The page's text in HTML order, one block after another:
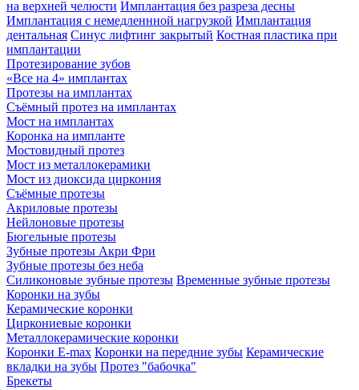
на верхней челюсти Имплантация без разреза десны
Имплантация с немедленнной нагрузкой Имплантация
дентальная Синус лифтинг закрытый Костная пластика при
имплантации
Протезирование зубов
«Все на 4» имплантах
Протезы на имплантах
Съёмный протез на имплантах
Мост на имплантах
Коронка на импланте
Мостовидный протез
Мост из металлокерамики
Мост из диоксида циркония
Съёмные протезы
Акриловые протезы
Нейлоновые протезы
Бюгельные протезы
Зубные протезы Акри Фри
Зубные протезы без неба
Силиконовые зубные протезы Временные зубные протезы
Коронки на зубы
Керамические коронки
Циркониевые коронки
Металлокерамические коронки
Коронки E-max Коронки на передние зубы Керамические
вкладки на зубы Протез "бабочка"
Брекеты